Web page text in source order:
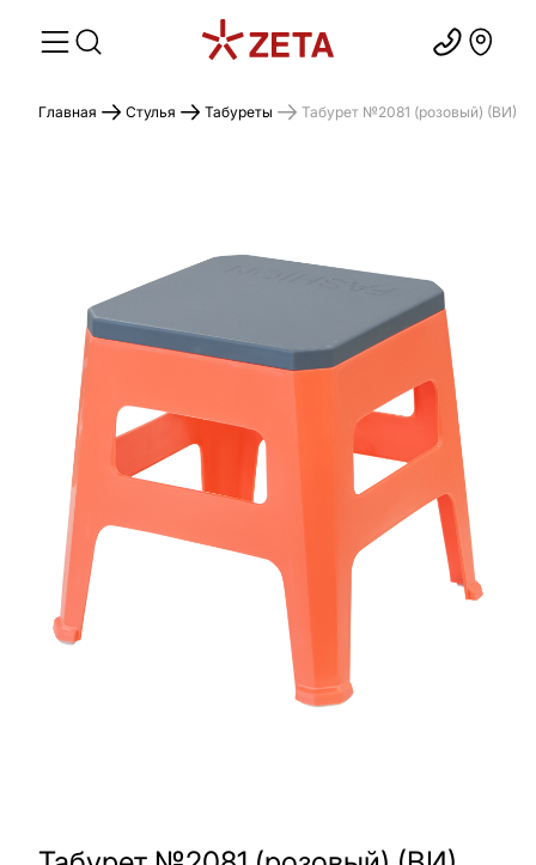
Главная Стулья Табуреты Табурет №2081 (розовый) (ВИ)